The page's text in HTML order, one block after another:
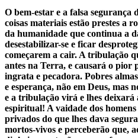
O bem-estar e a falsa segurança
coisas materiais estão prestes a
da humanidade que continua a
desestabilizar-se e ficar
começarem a cair. A tribulação
antes na Terra, e causará o pior
ingrata e pecadora. Pobres
e esperança, não em Deus, mas
e a tribulação virá e lhes
espiritual! A vaidade dos
privados do que lhes dava
mortos-vivos e perceberão que,